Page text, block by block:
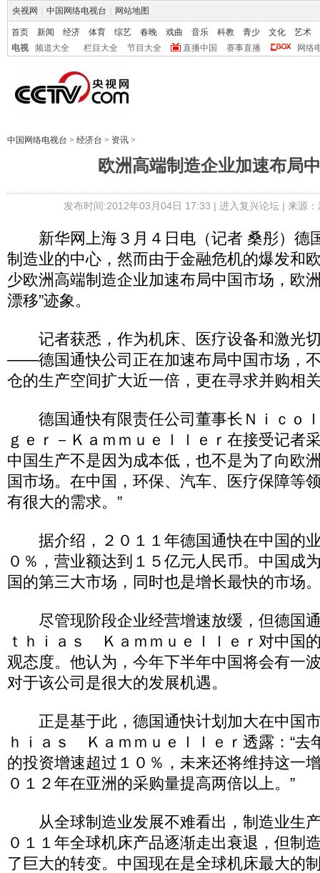
央视网 中国网络电视台 网站地图
首页 新闻 经济 体育 综艺 春晚 戏曲 音乐 科教 青少 文化
艺术
电视
频道大全 栏目大全 节目大全 直播中国 赛事直播 网络
中国网络电视台 > 经济台 > 资讯 >
欧洲高端制造企业加速布局
发布时间:2012年03月04日 17:33 | 进入复兴论坛| 来源
新华网上海３月４日电（记者 桑彤）德
制造业的中心，然而由于金融危机的爆发和
少欧洲高端制造企业加速布局中国市场，欧
漂移”迹象。
记者获悉，作为机床、医疗设备和激光
——德国通快公司正在加速布局中国市场，
仓的生产空间扩大近一倍，更在寻求并购相
德国通快有限责任公司董事长Ｎｉｃｏ
ｇｅｒ－Ｋａｍｍｕｅｌｌｅｒ在接受记者
中国生产不是因为成本低，也不是为了向欧
国市场。在中国，环保、汽车、医疗保障等
有很大的需求。”
据介绍，２０１１年德国通快在中国的
０％，营业额达到１５亿元人民币。中国成
国的第三大市场，同时也是增长最快的市场
尽管现阶段企业经营增速放缓，但德国
ｔｈｉａｓ Ｋａｍｍｕｅｌｌｅｒ对中国
观态度。他认为，今年下半年中国将会有一
对于该公司是很大的发展机遇。
正是基于此，德国通快计划加大在中国
ｈｉａｓ Ｋａｍｍｕｅｌｌｅｒ透露：“去
的投资增速超过１０％，未来还将维持这一
０１２年在亚洲的采购量提高两倍以上。”
从全球制造业发展不难看出，制造业生
０１１年全球机床产品逐渐走出衰退，但制
了巨大的转变。中国现在是全球机床最大的